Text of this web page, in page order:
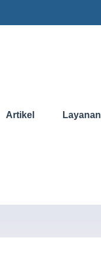
Artikel Layanan